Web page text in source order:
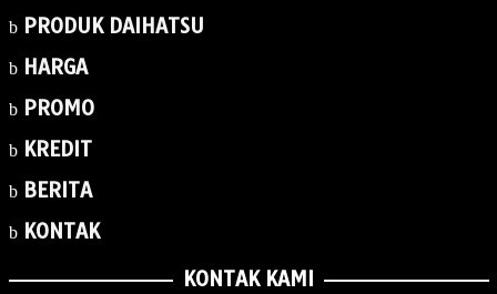
PRODUK DAIHATSU
HARGA
PROMO
KREDIT
BERITA
KONTAK
KONTAK KAMI